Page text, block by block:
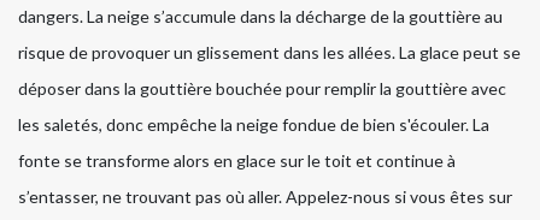
dangers. La neige s’accumule dans la décharge de la gouttière au
risque de provoquer un glissement dans les allées. La glace peut se
déposer dans la gouttière bouchée pour remplir la gouttière avec
les saletés, donc empêche la neige fondue de bien s'écouler. La
fonte se transforme alors en glace sur le toit et continue à
s’entasser, ne trouvant pas où aller. Appelez-nous si vous êtes sur